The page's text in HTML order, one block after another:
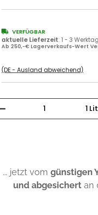
VERFÜGBAR
aktuelle Lieferzeit: 1 - 3
Ab 250,-€ Lagerverkaufs-Wert
(DE - Ausland abweichend)
1
... jetzt vom günstigen
und abgesichert an